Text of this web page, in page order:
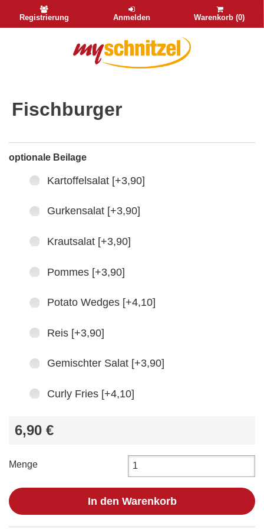
Registrierung Anmelden Warenkorb (0)
Fischburger
optionale Beilage
Kartoffelsalat [+3,90]
Gurkensalat [+3,90]
Krautsalat [+3,90]
Pommes [+3,90]
Potato Wedges [+4,10]
Reis [+3,90]
Gemischter Salat [+3,90]
Curly Fries [+4,10]
6,90 €
Menge
In den Warenkorb